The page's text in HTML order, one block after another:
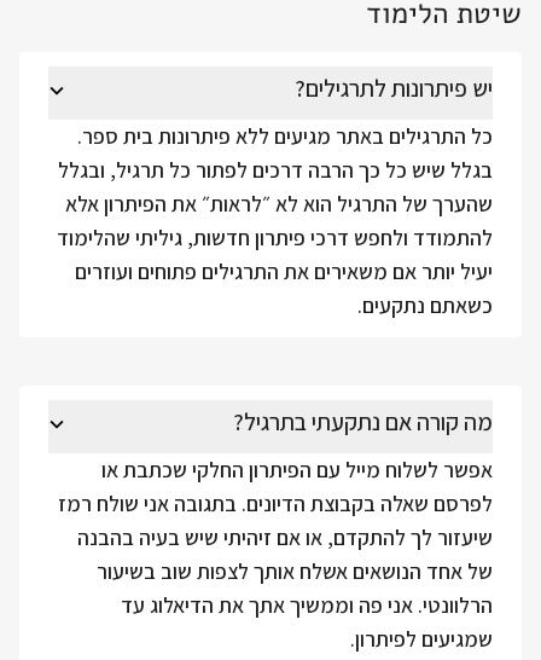
שיטת הלימוד
יש פיתרונות לתרגילים?
כל התרגילים באתר מגיעים ללא פיתרונות בית ספר.
בגלל שיש כל כך הרבה דרכים לפתור כל תרגיל, ובגלל
שהערך של התרגיל הוא לא ״לראות״ את הפיתרון אלא
להתמודד ולחפש דרכי פיתרון חדשות, גיליתי שהלימוד
יעיל יותר אם משאירים את התרגילים פתוחים ועוזרים
כשאתם נתקעים.
מה קורה אם נתקעתי בתרגיל?
אפשר לשלוח מייל עם הפיתרון החלקי שכתבת או
לפרסם שאלה בקבוצת הדיונים. בתגובה אני שולח רמז
שיעזור לך להתקדם, או אם זיהיתי שיש בעיה בהבנה
של אחד הנושאים אשלח אותך לצפות שוב בשיעור
הרלוונטי. אני פה וממשיך אתך את הדיאלוג עד
שמגיעים לפיתרון.